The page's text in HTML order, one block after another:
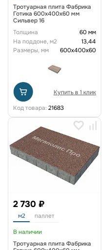
Тротуарная плита Фабрика
Готика 600х400х60 мм
Сильвер 16
Толщина
60 мм
На поддоне, м2
13,44
Размеры, мм
600x400x60
Купить в 1 клик
Код товара: 21683
2 730 ₽
м2 паллет
В наличии
Тротуарная плита Фабрика